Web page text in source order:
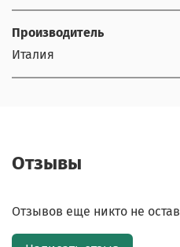
Производитель
Италия
Отзывы
Отзывов еще никто не